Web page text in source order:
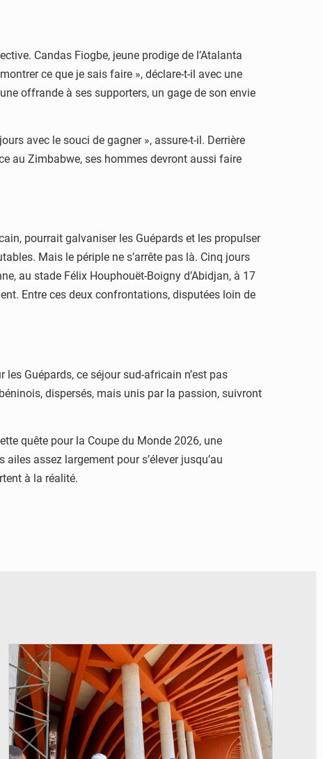
Candas Fiogbe, jeune prodige de l’Atalanta
ce que je sais faire », déclare-t-il avec une
offrande à ses supporters, un gage de son envie
avec le souci de gagner », assure-t-il. Derrière
au Zimbabwe, ses hommes devront aussi faire
pourrait galvaniser les Guépards et les propulser
Mais le périple ne s’arrête pas là. Cinq jours
au stade Félix Houphouët-Boigny d’Abidjan, à 17
Entre ces deux confrontations, disputées loin de
les Guépards, ce séjour sud-africain n’est pas
dispersés, mais unis par la passion, suivront
quête pour la Coupe du Monde 2026, une
assez largement pour s’élever jusqu’au
à la réalité.